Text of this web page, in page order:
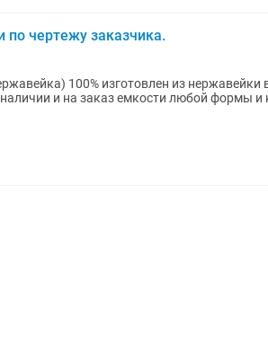
по чертежу заказчика.
включая
и на заказ емкости любой формы и